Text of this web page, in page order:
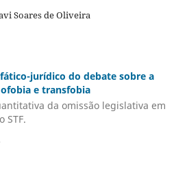
Soares de Oliveira
jurídico do debate sobre a
e transfobia
da omissão legislativa em
STF.